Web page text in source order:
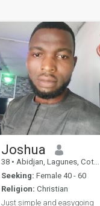
Joshua
38 • Abidjan, Lagunes, Cote d'Ivoire
Seeking: Female 40 - 60
Religion: Christian
Just simple and easygoing